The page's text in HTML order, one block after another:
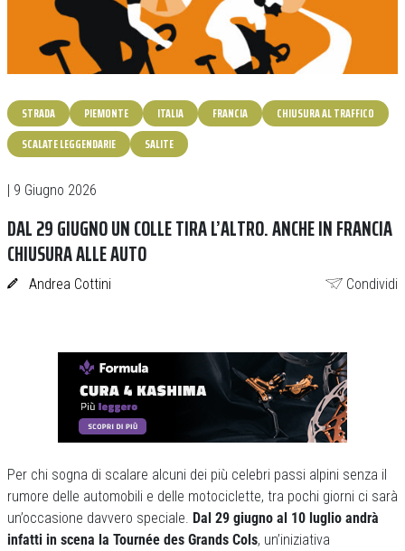
STRADA PIEMONTE ITALIA FRANCIA
CHIUSURA AL TRAFFICO
SCALATE LEGGENDARIE
SALITE
| 9 Giugno 2026
DAL 29 GIUGNO UN COLLE TIRA L’ALTRO. ANCHE IN FRANCIA
CHIUSURA ALLE AUTO
Andrea Cottini Condividi
Per chi sogna di scalare alcuni dei più celebri passi alpini senza il
rumore delle automobili e delle motociclette, tra pochi giorni ci sarà
un’occasione davvero speciale. Dal 29 giugno al 10 luglio andrà
infatti in scena la Tournée des Grands Cols, un’iniziativa